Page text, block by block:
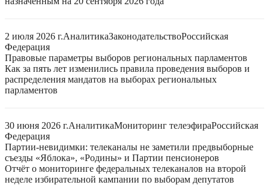
2 июля 2026 г.АналитикаЗаконодательствоРоссийская
Федерация
Правовые параметры выборов региональных парламентов
Как за пять лет изменились правила проведения выборов и
распределения мандатов на выборах региональных
парламентов
30 июня 2026 г.АналитикаМониторинг телеэфираРоссийская
Федерация
Партии-невидимки: телеканалы не заметили предвыборные
съезды «Яблока», «Родины» и Партии пенсионеров
Отчёт о мониторинге федеральных телеканалов на второй
неделе избирательной кампании по выборам депутатов